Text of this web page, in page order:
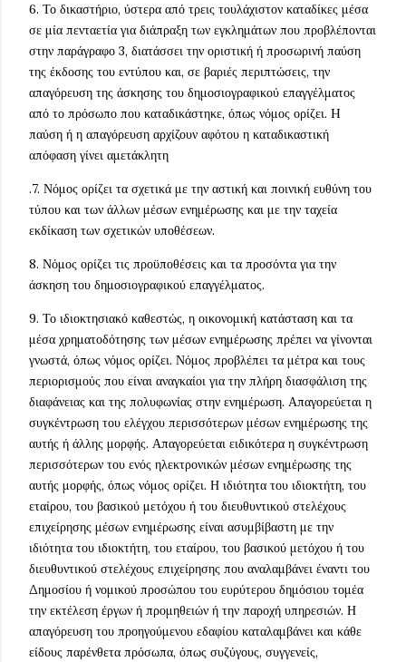
6. Το δικαστήριο, ύστερα από τρεις τουλάχιστον καταδίκες μέσα
σε μία πενταετία για διάπραξη των εγκλημάτων που προβλέπονται
στην παράγραφο 3, διατάσσει την οριστική ή προσωρινή παύση
της έκδοσης του εντύπου και, σε βαριές περιπτώσεις, την
απαγόρευση της άσκησης του δημοσιογραφικού επαγγέλματος
από το πρόσωπο που καταδικάστηκε, όπως νόμος ορίζει. H
παύση ή η απαγόρευση αρχίζουν αφότου η καταδικαστική
απόφαση γίνει αμετάκλητη
.7. Νόμος ορίζει τα σχετικά με την αστική και ποινική ευθύνη του
τύπου και των άλλων μέσων ενημέρωσης και με την ταχεία
εκδίκαση των σχετικών υποθέσεων.
8. Νόμος ορίζει τις προϋποθέσεις και τα προσόντα για την
άσκηση του δημοσιογραφικού επαγγέλματος.
9. Το ιδιοκτησιακό καθεστώς, η οικονομική κατάσταση και τα
μέσα χρηματοδότησης των μέσων ενημέρωσης πρέπει να γίνονται
γνωστά, όπως νόμος ορίζει. Νόμος προβλέπει τα μέτρα και τους
περιορισμούς που είναι αναγκαίοι για την πλήρη διασφάλιση της
διαφάνειας και της πολυφωνίας στην ενημέρωση. Απαγορεύεται η
συγκέντρωση του ελέγχου περισσότερων μέσων ενημέρωσης της
αυτής ή άλλης μορφής. Απαγορεύεται ειδικότερα η συγκέντρωση
περισσότερων του ενός ηλεκτρονικών μέσων ενημέρωσης της
αυτής μορφής, όπως νόμος ορίζει. Η ιδιότητα του ιδιοκτήτη, του
εταίρου, του βασικού μετόχου ή του διευθυντικού στελέχους
επιχείρησης μέσων ενημέρωσης είναι ασυμβίβαστη με την
ιδιότητα του ιδιοκτήτη, του εταίρου, του βασικού μετόχου ή του
διευθυντικού στελέχους επιχείρησης που αναλαμβάνει έναντι του
Δημοσίου ή νομικού προσώπου του ευρύτερου δημόσιου τομέα
την εκτέλεση έργων ή προμηθειών ή την παροχή υπηρεσιών. Η
απαγόρευση του προηγούμενου εδαφίου καταλαμβάνει και κάθε
είδους παρένθετα πρόσωπα, όπως συζύγους, συγγενείς,